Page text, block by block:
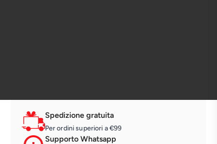
Spedizione gratuita
Per ordini superiori a €99
Supporto Whatsapp